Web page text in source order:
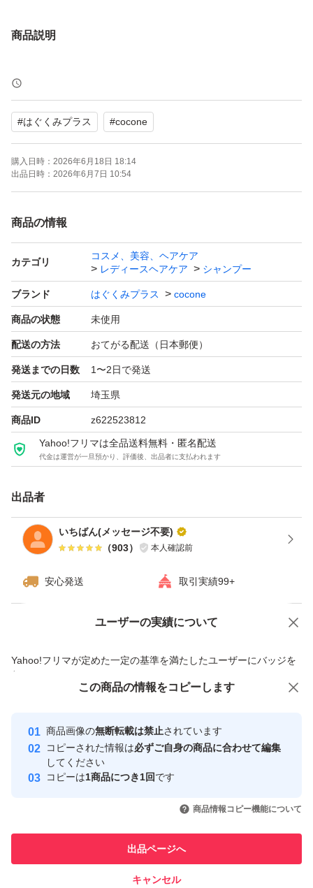
商品説明
#はぐくみプラス #cocone
購入日時： 2026年6月18日 18:14
出品日時： 2026年6月7日 10:54
商品の情報
カテゴリ
コスメ、美容、ヘアケア
レディースヘアケア
シャンプー
ブランド はぐくみプラス cocone
商品の状態 未使用
配送の方法 おてがる配送（日本郵便）
発送までの日数 1〜2日で発送
発送元の地域 埼玉県
商品ID z622523812
Yahoo!フリマは全品送料無料・匿名配送
代金は運営が一旦預かり、評価後、出品者に支払われます
出品者
いちばん(メッセージ不要)
（903） 本人確認前
安心発送 取引実績99+
ユーザーの実績について
Yahoo!フリマが定めた一定の基準を満たしたユーザーにバッジを
付与しています
安心取引出品者
心・安全なユーザーです
取引実績
引を完了させた実績があります
での取引実績があります
価格の相談 商品への質問
この商品の情報をコピーします
商品画像の無断転載は禁止されています
コピーされた情報は必ずご自身の商品に合わせて編集
してください
コピーは1商品につき1回です
商品情報コピー機能について
出品ページへ
キャンセル
この商品をみている人にオススメ